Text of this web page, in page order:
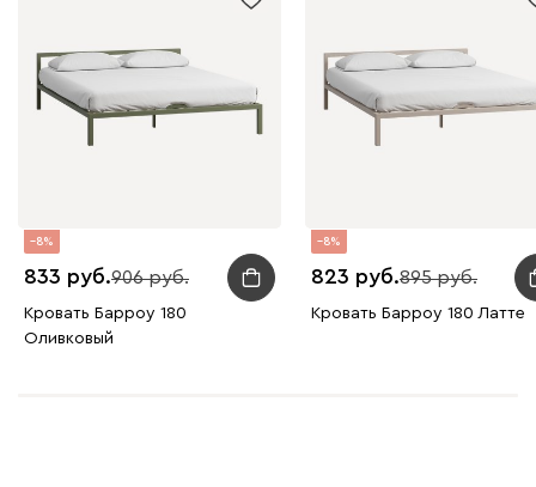
8
833 906
Кровать Барроу 180
Оливковый
8
823 895
Кровать Барроу 180 Латте